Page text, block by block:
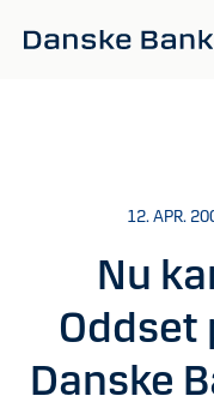
12. APR.
Nu
Oddset
Danske